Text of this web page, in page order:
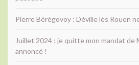
Pierre Bérégovoy : Déville lès Rouen
Juillet 2024 : je quitte mon mandat de
annoncé !